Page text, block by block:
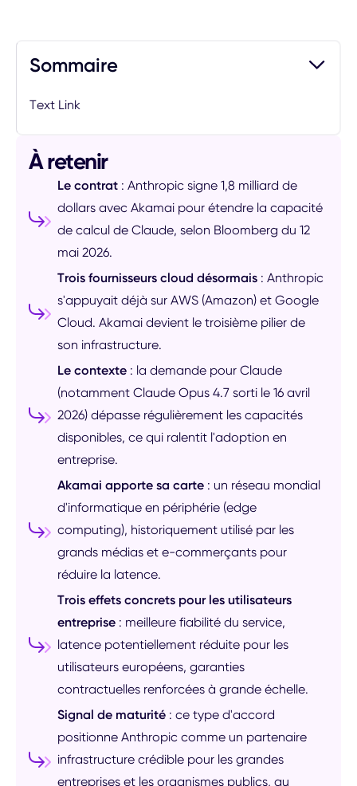
À retenir
Le contrat : Anthropic signe 1,8 milliard de
dollars avec Akamai pour étendre la capacité
de calcul de Claude, selon Bloomberg du 12
mai 2026.
Trois fournisseurs cloud désormais : Anthropic
s'appuyait déjà sur AWS (Amazon) et Google
Cloud. Akamai devient le troisième pilier de
son infrastructure.
Le contexte : la demande pour Claude
(notamment Claude Opus 4.7 sorti le 16 avril
2026) dépasse régulièrement les capacités
disponibles, ce qui ralentit l'adoption en
entreprise.
Akamai apporte sa carte : un réseau mondial
d'informatique en périphérie (edge
computing), historiquement utilisé par les
grands médias et e-commerçants pour
réduire la latence.
Trois effets concrets pour les utilisateurs
entreprise : meilleure fiabilité du service,
latence potentiellement réduite pour les
utilisateurs européens, garanties
contractuelles renforcées à grande échelle.
Signal de maturité : ce type d'accord
positionne Anthropic comme un partenaire
infrastructure crédible pour les grandes
entreprises et les organismes publics, au
Sommaire
Text Link